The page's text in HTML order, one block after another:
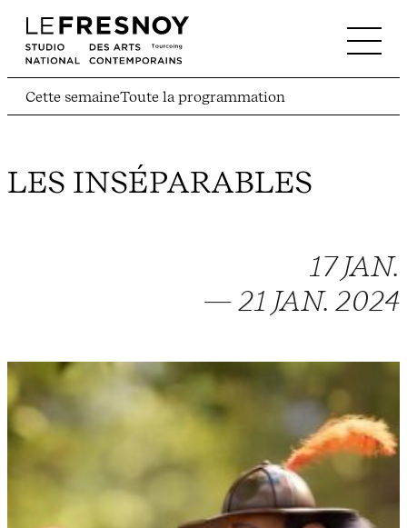
Cette semaineToute la programmation
LES INSÉPARABLES
17 JAN.
— 21 JAN. 2024